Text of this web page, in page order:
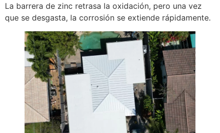
La barrera de zinc retrasa la oxidación, pero una vez
que se desgasta, la corrosión se extiende rápidamente.